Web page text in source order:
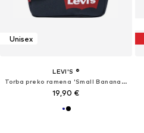
Unisex
LEVI'S ®
Torba preko ramena 'Small Banana Sling - Wordmark'
19,90 €